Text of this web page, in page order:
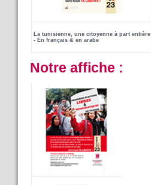
La tunisienne, une citoyenne à part entière
- En français & en arabe
Notre affiche :